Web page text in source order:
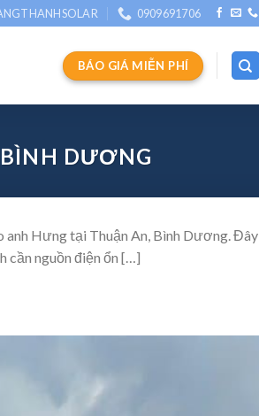
0909691706
BÁO GIÁ MIỄN PHÍ
DƯƠNG
Hưng tại Thuận An, Bình Dương. Đây
cần nguồn điện ổn […]